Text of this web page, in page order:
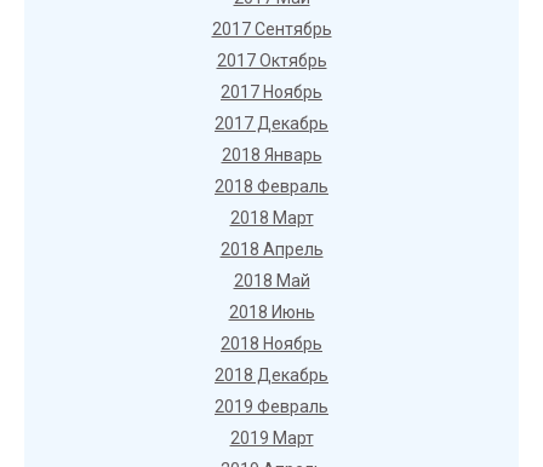
2017 Сентябрь
2017 Октябрь
2017 Ноябрь
2017 Декабрь
2018 Январь
2018 Февраль
2018 Март
2018 Апрель
2018 Май
2018 Июнь
2018 Ноябрь
2018 Декабрь
2019 Февраль
2019 Март